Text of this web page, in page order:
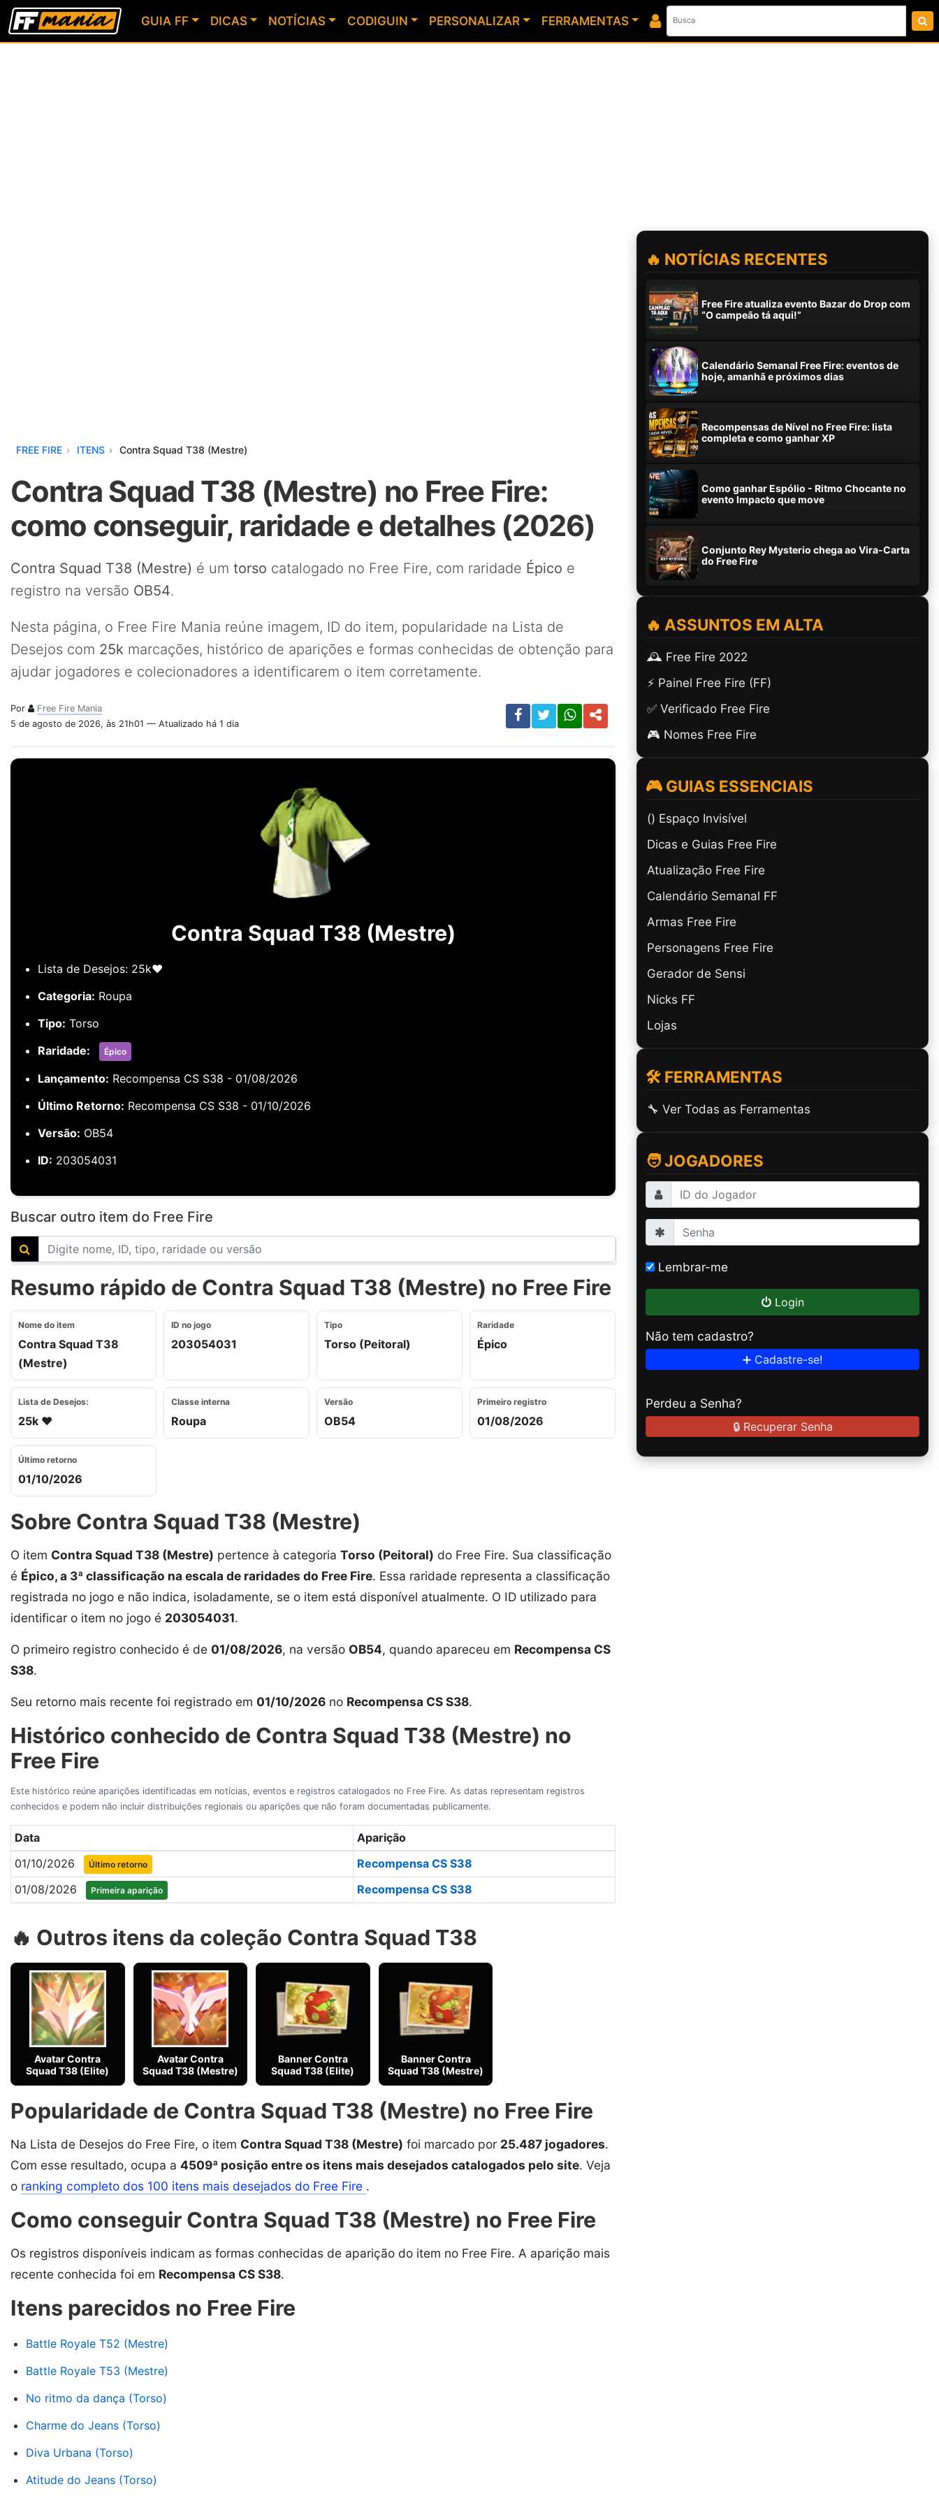
GUIA FF DICAS NOTÍCIAS CODIGUIN PERSONALIZAR FERRAMENTAS
FREE FIRE ITENS Contra Squad T38 (Mestre)
Contra Squad T38 (Mestre) no Free Fire:
como conseguir, raridade e detalhes (2026)
Contra Squad T38 (Mestre) é um torso catalogado no Free Fire, com raridade Épico e
registro na versão OB54.
Nesta página, o Free Fire Mania reúne imagem, ID do item, popularidade na Lista de
Desejos com 25k marcações, histórico de aparições e formas conhecidas de obtenção para
ajudar jogadores e colecionadores a identificarem o item corretamente.
Por
Free Fire Mania
5 de agosto de 2026, às 21h01 — Atualizado há 1 dia
Contra Squad T38 (Mestre)
Lista de Desejos: 25k❤️
Categoria: Roupa
Tipo: Torso
Raridade:
Épico
Lançamento: Recompensa CS S38 - 01/08/2026
Último Retorno: Recompensa CS S38 - 01/10/2026
Versão: OB54
ID: 203054031
Buscar outro item do Free Fire
Resumo rápido de Contra Squad T38 (Mestre) no Free Fire
Nome do item
Contra Squad T38
(Mestre)
ID no jogo
203054031
Tipo
Torso (Peitoral)
Raridade
Épico
Lista de Desejos:
25k ❤️
Classe interna
Roupa
Versão
OB54
Primeiro registro
01/08/2026
Último retorno
01/10/2026
Sobre Contra Squad T38 (Mestre)
O item Contra Squad T38 (Mestre) pertence à categoria Torso (Peitoral) do Free Fire. Sua classificação
é Épico, a 3ª classificação na escala de raridades do Free Fire. Essa raridade representa a classificação
registrada no jogo e não indica, isoladamente, se o item está disponível atualmente. O ID utilizado para
identificar o item no jogo é 203054031.
O primeiro registro conhecido é de 01/08/2026, na versão OB54, quando apareceu em Recompensa CS
S38.
Seu retorno mais recente foi registrado em 01/10/2026 no Recompensa CS S38.
Histórico conhecido de Contra Squad T38 (Mestre) no
Free Fire
Este histórico reúne aparições identificadas em notícias, eventos e registros catalogados no Free Fire. As datas representam registros
conhecidos e podem não incluir distribuições regionais ou aparições que não foram documentadas publicamente.
Data
Aparição
01/10/2026
Último retorno
Recompensa CS S38
01/08/2026
Primeira aparição Recompensa CS S38
🔥 Outros itens da coleção Contra Squad T38
Avatar Contra
Squad T38 (Elite)
Avatar Contra
Squad T38 (Mestre)
Banner Contra
Squad T38 (Elite)
Banner Contra
Squad T38 (Mestre)
Popularidade de Contra Squad T38 (Mestre) no Free Fire
Na Lista de Desejos do Free Fire, o item Contra Squad T38 (Mestre) foi marcado por 25.487 jogadores.
Com esse resultado, ocupa a 4509ª posição entre os itens mais desejados catalogados pelo site. Veja
o ranking completo dos 100 itens mais desejados do Free Fire .
Como conseguir Contra Squad T38 (Mestre) no Free Fire
Os registros disponíveis indicam as formas conhecidas de aparição do item no Free Fire. A aparição mais
recente conhecida foi em Recompensa CS S38.
Itens parecidos no Free Fire
Battle Royale T52 (Mestre)
Battle Royale T53 (Mestre)
No ritmo da dança (Torso)
Charme do Jeans (Torso)
Diva Urbana (Torso)
Atitude do Jeans (Torso)
🔥 NOTÍCIAS RECENTES
Free Fire atualiza evento Bazar do Drop com
“O campeão tá aqui!”
Calendário Semanal Free Fire: eventos de
hoje, amanhã e próximos dias
Recompensas de Nível no Free Fire: lista
completa e como ganhar XP
Como ganhar Espólio - Ritmo Chocante no
evento Impacto que move
Conjunto Rey Mysterio chega ao Vira-Carta
do Free Fire
🔥 ASSUNTOS EM ALTA
🕰️ Free Fire 2022
⚡ Painel Free Fire (FF)
✅ Verificado Free Fire
🎮 Nomes Free Fire
🎮 GUIAS ESSENCIAIS
(ㅤ) Espaço Invisível
Dicas e Guias Free Fire
Atualização Free Fire
Calendário Semanal FF
Armas Free Fire
Personagens Free Fire
Gerador de Sensi
Nicks FF
Lojas
🛠️ FERRAMENTAS
🔧 Ver Todas as Ferramentas
🧑 JOGADORES
Lembrar-me
Login
Não tem cadastro?
➕ Cadastre-se!
Perdeu a Senha?
🔒 Recuperar Senha